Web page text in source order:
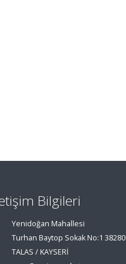
Bilgileri
Yenidoğan Mahallesi
Turhan Baytop Sokak No:1 38280
TALAS / KAYSERİ